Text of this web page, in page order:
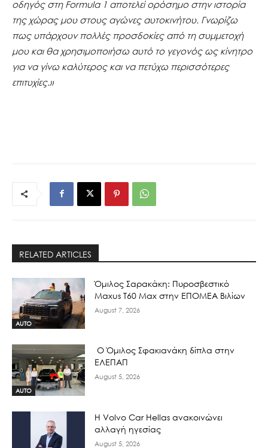
οδηγός στη Formula1 αποτελεί ορόσημο στην ιστορία
της χώρας μου στους αγώνες αυτοκινήτου. Γνωρίζω
πως υπάρχουν πολλές προσδοκίες από τη συμμετοχή
μου και θα χρησιμοποιήσω αυτό το γεγονός ως κίνητρο
για να γίνω καλύτερος και να πετύχω περισσότερες
επιτυχίες.»
RELATED ARTICLES
AUTO
Όμιλος Σαρακάκη: Πυροσβεστικό
Maxus T60 Max στην ΕΠΟΜΕΑ Βιλίων
August 7, 2026
AUTO
Ο Όμιλος Σφακιανάκη δίπλα στην
ΕΛΕΠΑΠ
August 5, 2026
H Volvo Car Hellas ανακοινώνει
αλλαγή ηγεσίας
August 5, 2026